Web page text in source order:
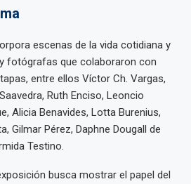
escenas de la vida cotidiana y
fotógrafas que colaboraron con
entre ellos Víctor Ch. Vargas,
Ruth Enciso, Leoncio
Alicia Benavides, Lotta Burenius,
Gilmar Pérez, Daphne Dougall de
Testino.
busca mostrar el papel del